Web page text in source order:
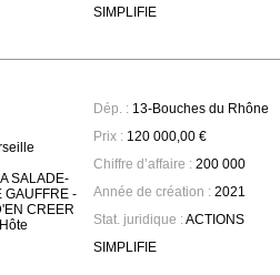
SIMPLIFIE
Dép. :13-Bouches du Rhône
Prix :120 000,00 €
Chiffre d’affaire :200 000
Année de création :2021
Stat. juridique :ACTIONS
SIMPLIFIE
SALADE-
GAUFFRE -
CREER